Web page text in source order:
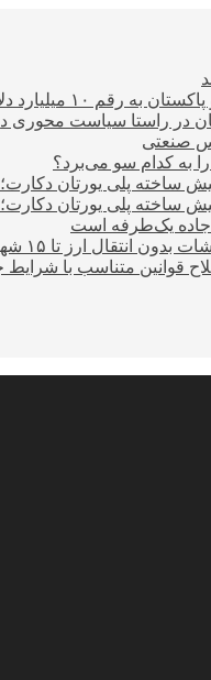
رقم ۱۰ میلیارد دلار
در راستا سیاست محوری
صنعتی
را به کدام سو می‌برد؟
پیش ساخته پلی یورتان
پیش ساخته پلی یورتان
انتقال ارز تا ۱۵ شهریور
قوانین متناسب با شرایط